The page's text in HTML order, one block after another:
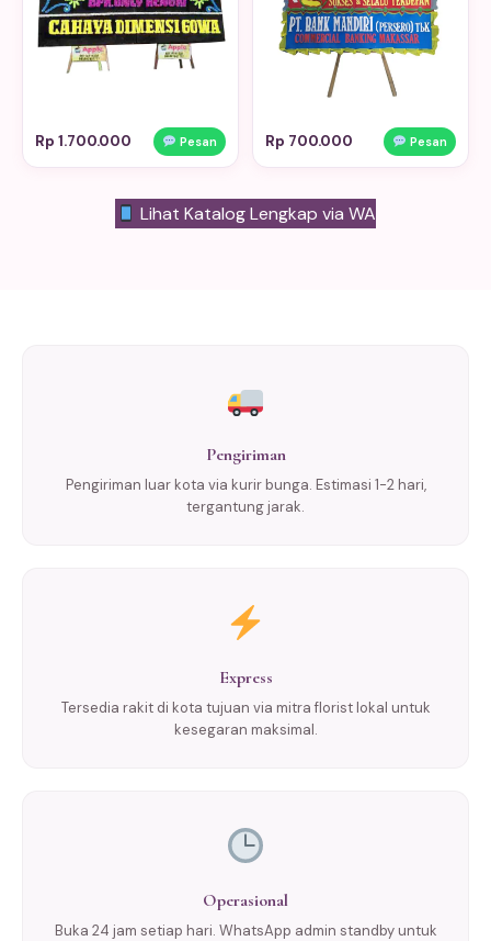
Rp 1.700.000 Pesan Rp 700.000 Pesan
Lihat Katalog Lengkap via WA
Pengiriman
Pengiriman luar kota via kurir bunga. Estimasi 1-2 hari,
tergantung jarak.
Express
Tersedia rakit di kota tujuan via mitra florist lokal untuk
kesegaran maksimal.
Operasional
Buka 24 jam setiap hari. WhatsApp admin standby untuk